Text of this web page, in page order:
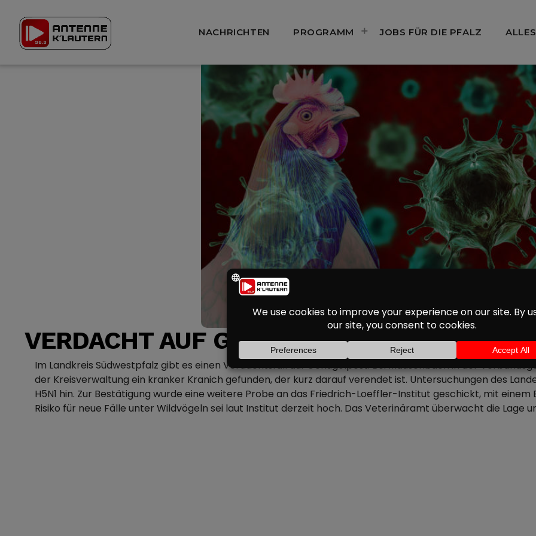
NACHRICHTEN PROGRAMM JOBS FÜR DIE PFALZ
VERDACHT AUF GEFLÜGELPEST IM
Im Landkreis Südwestpfalz gibt es einen Verdachtsfall auf Geflügelpest. Bei Mauschbach in der
der Kreisverwaltung ein kranker Kranich gefunden, der kurz darauf verendet ist. Untersuchungen des
H5N1 hin. Zur Bestätigung wurde eine weitere Probe an das Friedrich-Loeffler-Institut geschickt, mit
Risiko für neue Fälle unter Wildvögeln sei laut Institut derzeit hoch. Das Veterinäramt überwacht die Lage